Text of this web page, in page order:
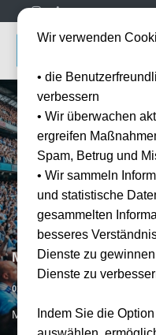
Manchester City vs
01.05.2027
MAN, GB
Wir verwenden
• die
verbessern
• Wir überwachen
ergreifen
Spam, Betrug und
• Wir sammeln
und statistische
gesammelten
besseres
Dienste zu
Dienste zu
Indem Sie die